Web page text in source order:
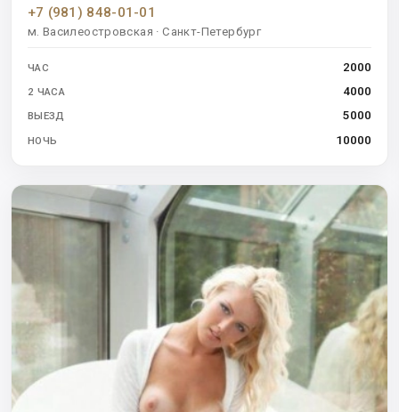
+7 (981) 848-01-01
м. Василеостровская · Санкт-Петербург
ЧАС 2000
2 ЧАСА 4000
ВЫЕЗД 5000
НОЧЬ 10000